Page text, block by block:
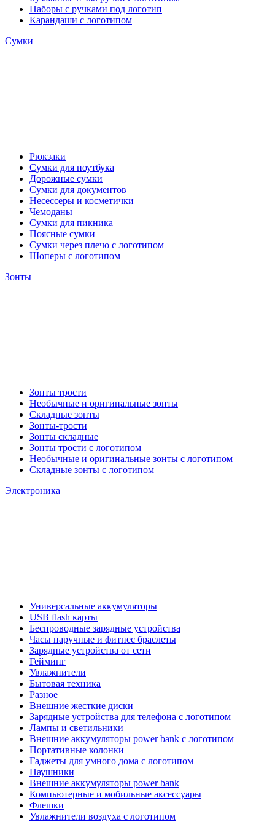
Наборы с ручками под логотип
Карандаши с логотипом
Сумки
Рюкзаки
Сумки для ноутбука
Дорожные сумки
Сумки для документов
Несессеры и косметички
Чемоданы
Сумки для пикника
Поясные сумки
Сумки через плечо с логотипом
Шоперы с логотипом
Зонты
Зонты трости
Необычные и оригинальные зонты
Складные зонты
Зонты-трости
Зонты складные
Зонты трости с логотипом
Необычные и оригинальные зонты с логотипом
Складные зонты с логотипом
Электроника
Универсальные аккумуляторы
USB flash карты
Беспроводные зарядные устройства
Часы наручные и фитнес браслеты
Зарядные устройства от сети
Гейминг
Увлажнители
Бытовая техника
Разное
Внешние жесткие диски
Зарядные устройства для телефона с логотипом
Лампы и светильники
Внешние аккумуляторы power bank с логотипом
Портативные колонки
Гаджеты для умного дома с логотипом
Наушники
Внешние аккумуляторы power bank
Компьютерные и мобильные аксессуары
Флешки
Увлажнители воздуха с логотипом